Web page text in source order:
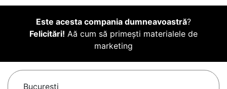
Este acesta compania dumneavoastră?
Felicitări! Aă cum să primești materialele de
marketing
Bucureşti